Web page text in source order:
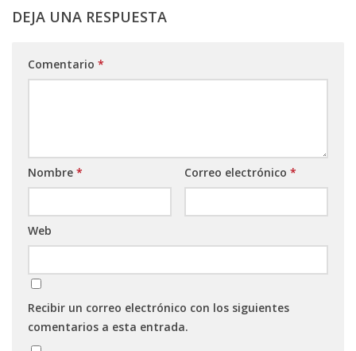
DEJA UNA RESPUESTA
Comentario *
Nombre * Correo electrónico *
Web
Recibir un correo electrónico con los siguientes
comentarios a esta entrada.